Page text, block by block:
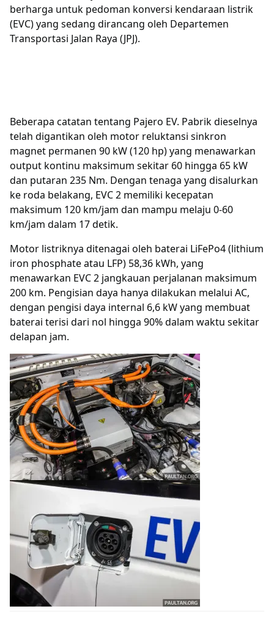
berharga untuk pedoman konversi kendaraan listrik
(EVC) yang sedang dirancang oleh Departemen
Transportasi Jalan Raya (JPJ).
Beberapa catatan tentang Pajero EV. Pabrik dieselnya
telah digantikan oleh motor reluktansi sinkron
magnet permanen 90 kW (120 hp) yang menawarkan
output kontinu maksimum sekitar 60 hingga 65 kW
dan putaran 235 Nm. Dengan tenaga yang disalurkan
ke roda belakang, EVC 2 memiliki kecepatan
maksimum 120 km/jam dan mampu melaju 0-60
km/jam dalam 17 detik.
Motor listriknya ditenagai oleh baterai LiFePo4 (lithium
iron phosphate atau LFP) 58,36 kWh, yang
menawarkan EVC 2 jangkauan perjalanan maksimum
200 km. Pengisian daya hanya dilakukan melalui AC,
dengan pengisi daya internal 6,6 kW yang membuat
baterai terisi dari nol hingga 90% dalam waktu sekitar
delapan jam.